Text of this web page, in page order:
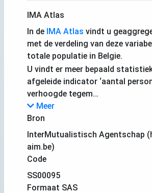
IMA Atlas
In de IMA Atlas vindt u
met de verdeling van deze
totale populatie in Belgie.
U vindt er meer bepaald
afgeleide indicator ‘aantal
verhoogde tegem…
Meer
Bron
InterMutualistisch Agentschap
aim.be)
Code
SS00095
Formaat SAS